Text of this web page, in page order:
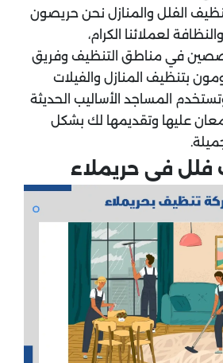
الفلل والمنازل نحن حريصون
لعملائنا الكرام،
في مناطق التنظيف وفريق
بتنظيف المنازل والفيلات
المساجد الأساليب الحديثة
عليها وتقديمها لك بشكل
فى حريملاء